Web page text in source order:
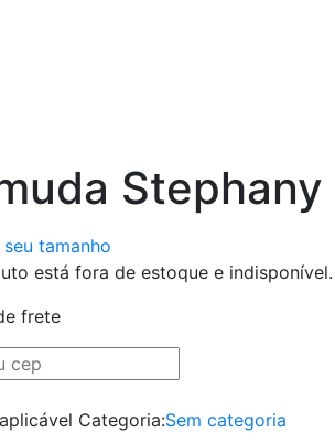
Stephany
tamanho
está fora de estoque e indisponível.
frete
Categoria:Sem categoria